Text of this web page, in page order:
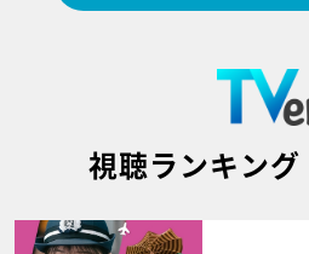
視聴ランキング